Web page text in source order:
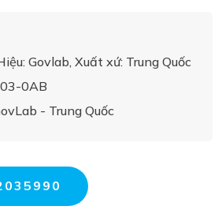
Govlab, Xuất xứ: Trung Quốc
0AB
- Trung Quốc